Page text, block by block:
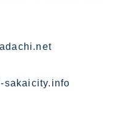
sakaicity.info